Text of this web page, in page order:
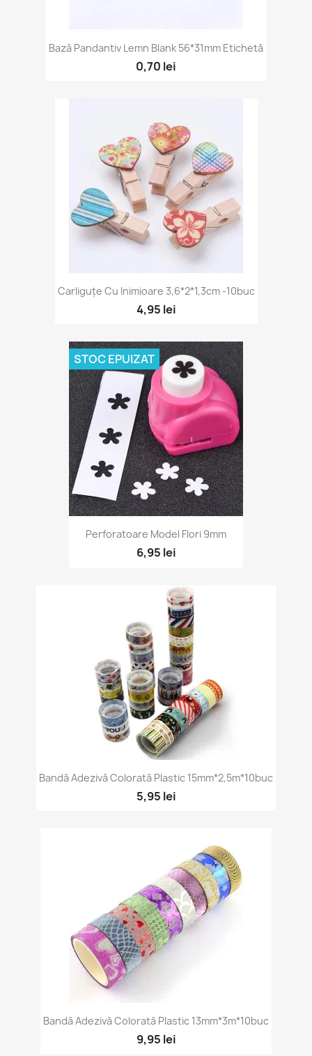
Bază Pandantiv Lemn Blank 56*31mm Etichetă
0,70 lei
Carliguțe Cu Inimioare 3,6*2*1,3cm -10buc
4,95 lei
Perforatoare Model Flori 9mm
6,95 lei
STOC EPUIZAT
Bandă Adezivă Colorată Plastic 15mm*2,5m*10buc
5,95 lei
Bandă Adezivă Colorată Plastic 13mm*3m*10buc
9,95 lei